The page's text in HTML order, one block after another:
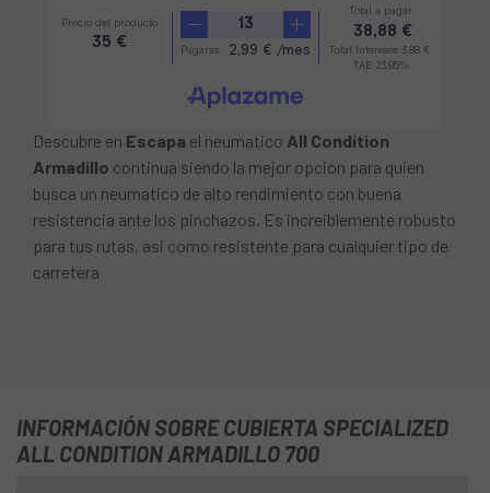
Descubre en Escapa el neumatico All Condition
Armadillo continua siendo la mejor opcion para quien
busca un neumatico de alto rendimiento con buena
resistencia ante los pinchazos. Es increiblemente robusto
para tus rutas, asi como resistente para cualquier tipo de
carretera
INFORMACIÓN SOBRE CUBIERTA SPECIALIZED
ALL CONDITION ARMADILLO 700